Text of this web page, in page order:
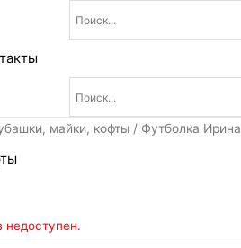
майки, кофты / Футболка Ирина
недоступен.